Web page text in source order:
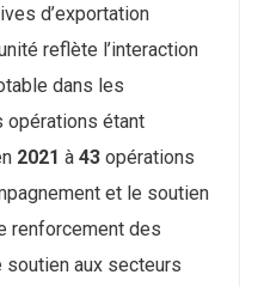
d’exportation
reflète l’interaction
dans les
opérations étant
2021 à 43 opérations
et le soutien
renforcement des
soutien aux secteurs